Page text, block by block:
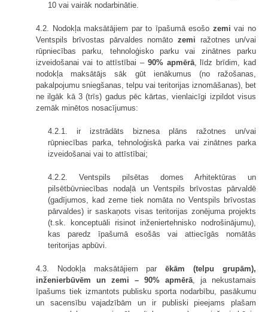
10 vai vairāk nodarbinātie.
4.2. Nodokļa maksātājiem par to īpašumā esošo zemi vai no
Ventspils brīvostas pārvaldes nomātozemi ražotnes un/vai
rūpniecības parku, tehnoloģisko parku vai zinātnes parku
izveidošanai vai to attīstībai – 90% apmērā, līdz brīdim, kad
nodokļa maksātājs sāk gūt ienākumus (no ražošanas,
pakalpojumu sniegšanas, telpu vai teritorijas iznomāšanas), bet
ne ilgāk kā 3 (trīs) gadus pēc kārtas, vienlaicīgi izpildot visus
zemāk minētos nosacījumus:
4.2.1. ir izstrādāts biznesa plāns ražotnes un/vai
rūpniecības parka, tehnoloģiskā parka vai zinātnes parka
izveidošanai vai to attīstībai;
4.2.2. Ventspils pilsētas domes Arhitektūras un
pilsētbūvniecības nodaļā un Ventspils brīvostas pārvaldē
(gadījumos, kad zeme tiek nomāta no Ventspils brīvostas
pārvaldes) ir saskaņots visas teritorijas zonējuma projekts
(t.sk. konceptuāli risinot inženiertehnisko nodrošinājumu),
kas paredz īpašumā esošās vai attiecīgās nomātās
teritorijas apbūvi.
4.3. Nodokļa maksātājiem parēkām (telpu grupām),
inženierbūvēm un zemi – 90% apmērā, ja nekustamais
īpašums tiek izmantots publisku sporta nodarbību, pasākumu
un sacensību vajadzībām un ir publiski pieejams plašam